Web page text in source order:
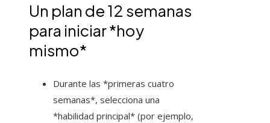
Un plan de 12 semanas
para iniciar *hoy
mismo*
Durante las *primeras cuatro
semanas*, selecciona una
*habilidad principal* (por ejemplo,